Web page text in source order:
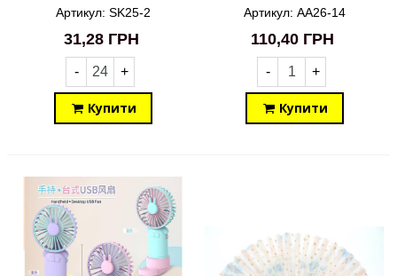
SK25-2
Артикул: SK25-2
31,28 ГРН
- +
Купити
вентилятор
трансформер AA26-14
Артикул: AA26-14
110,40 ГРН
- +
Купити